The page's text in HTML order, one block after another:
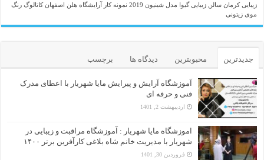
زیبایی کرمان سالن زیبایی گیوا مدل شینیون 2019 نمونه کار آرایشگاه هلن اصفهان کاتالوگ رنگ
موی زیتونی
جدیدترین محبوبترین دیدگاه ها برچسب
آموزشگاه آرایش و پیرایش مایا شهریار با اعطای مدرک
فنی و حرفه ای
اردیبهشت 2, 1401
اموزشگاه مایا شهریار : آموزشگاه مراقبت و زیبایی در
شهریار با مدیریت خانم شاه بلاغی کارآفرین برتر ۱۴۰۰
فروردین 30, 1401